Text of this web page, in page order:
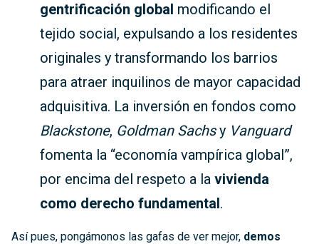
gentrificación global modificando el
tejido social, expulsando a los residentes
originales y transformando los barrios
para atraer inquilinos de mayor capacidad
adquisitiva. La inversión en fondos como
Blackstone, Goldman Sachsy Vanguard
fomenta la “economía vampírica global”,
por encima del respeto a la vivienda
como derecho fundamental.
Así pues, pongámonos las gafas de ver mejor, demos